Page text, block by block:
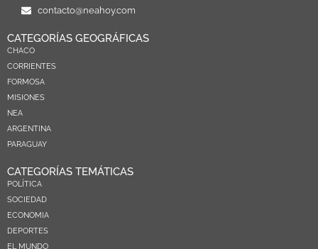
contacto@neahoy.com
CATEGORÍAS GEOGRÁFICAS
CHACO
CORRIENTES
FORMOSA
MISIONES
NEA
ARGENTINA
PARAGUAY
CATEGORÍAS TEMÁTICAS
POLÍTICA
SOCIEDAD
ECONOMIA
DEPORTES
EL MUNDO